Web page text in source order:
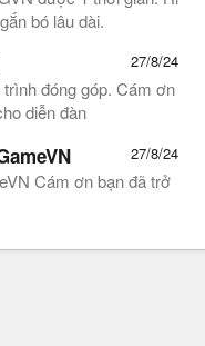
bó lâu dài.
27/8/24
đóng góp. Cám ơn
diễn đàn
27/8/24
Cám ơn bạn đã trở